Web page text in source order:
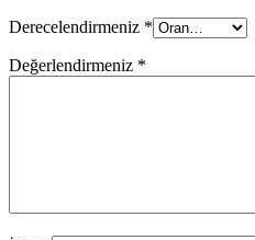
Derecelendirmeniz *
Değerlendirmeniz *